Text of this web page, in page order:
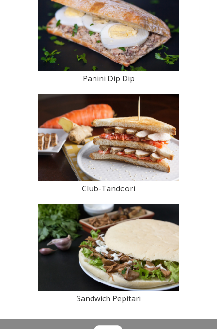
Panini Dip Dip
Club-Tandoori
Sandwich Pepitari